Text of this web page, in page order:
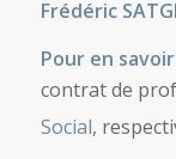
Frédéric
Pour en
contrat de
Social,